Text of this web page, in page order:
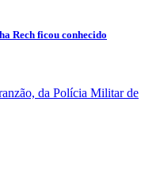
Rech ficou conhecido